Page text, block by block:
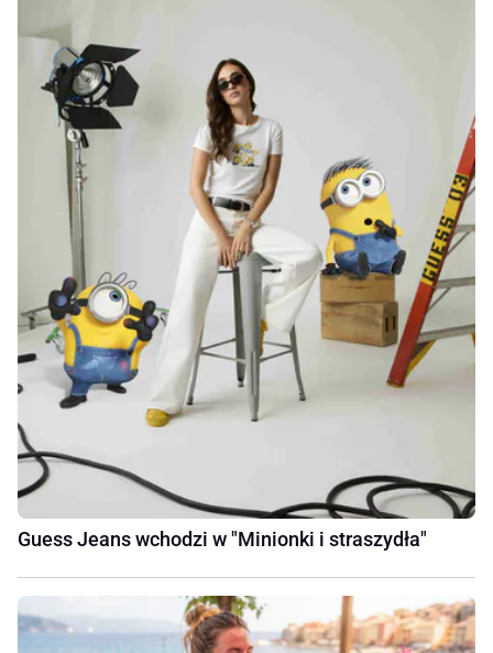
Guess Jeans wchodzi w "Minionki i straszydła"